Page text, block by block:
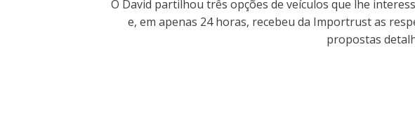
O David partilhou três opções de veículos que lhe
e, em apenas 24 horas, recebeu da Importrust as
propostas